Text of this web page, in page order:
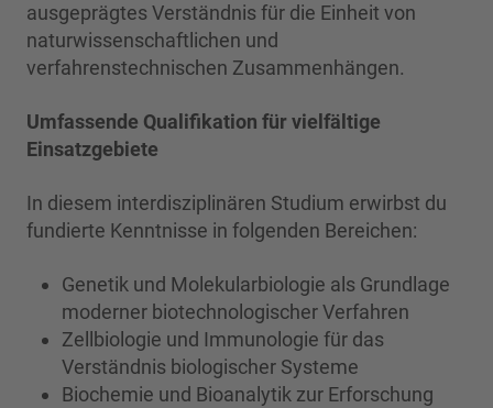
ausgeprägtes Verständnis für die Einheit von
naturwissenschaftlichen und
verfahrenstechnischen Zusammenhängen.
Umfassende Qualifikation für vielfältige
Einsatzgebiete
In diesem interdisziplinären Studium erwirbst du
fundierte Kenntnisse in folgenden Bereichen:
Genetik und Molekularbiologie als Grundlage
moderner biotechnologischer Verfahren
Zellbiologie und Immunologie für das
Verständnis biologischer Systeme
Biochemie und Bioanalytik zur Erforschung